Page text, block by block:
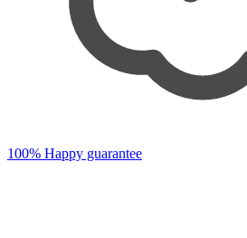
100% Happy guarantee